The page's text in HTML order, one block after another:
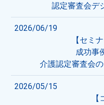
認定審査会デ
2026/06/19
【セミ
成功事
介護認定審査会
2026/05/15
【